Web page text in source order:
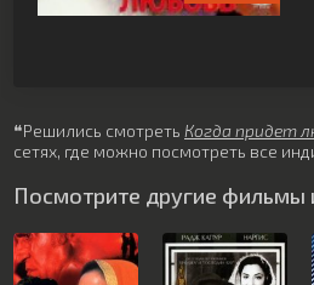
❝Решились смотреть Когда придет
сетях, где можно посмотреть все
Посмотрите другие фильмы